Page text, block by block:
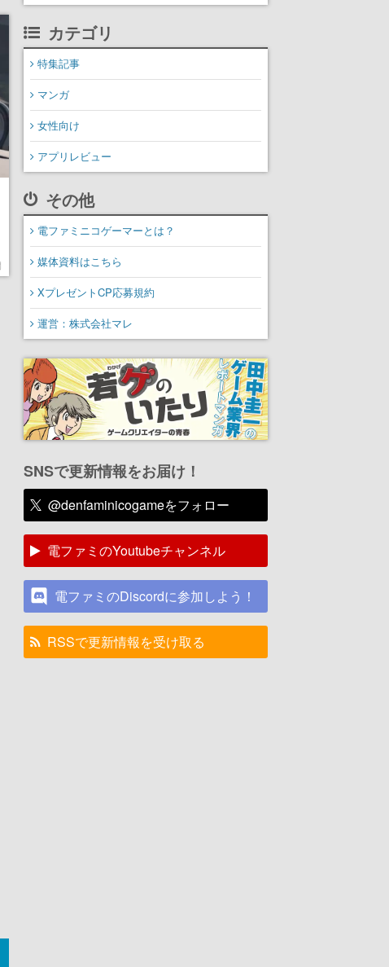
カテゴリ
特集記事
マンガ
女性向け
アプリレビュー
その他
電ファミニコゲーマーとは？
媒体資料はこちら
XプレゼントCP応募規約
運営：株式会社マレ
SNSで更新情報をお届け！
@denfaminicogameをフォロー
電ファミのYoutubeチャンネル
電ファミのDiscordに参加しよう！
RSSで更新情報を受け取る